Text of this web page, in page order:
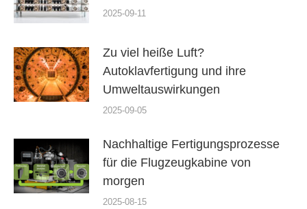
2025-09-11
Zu viel heiße Luft?
Autoklavfertigung und ihre
Umweltauswirkungen
2025-09-05
Nachhaltige Fertigungsprozesse
für die Flugzeugkabine von
morgen
2025-08-15